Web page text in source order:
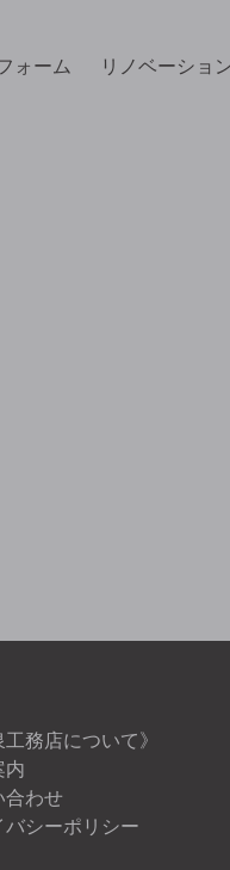
ォーム リノベーショ
工務店について》
内
合わせ
バシーポリシー